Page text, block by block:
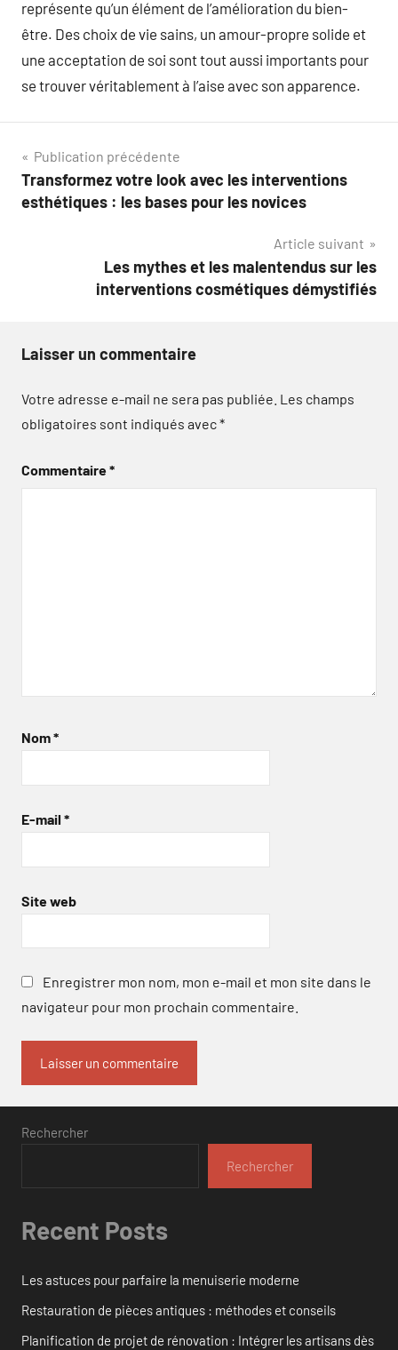
représente qu’un élément de l’amélioration du bien-
être. Des choix de vie sains, un amour-propre solide et
une acceptation de soi sont tout aussi importants pour
se trouver véritablement à l’aise avec son apparence.
Navigation
de
Publication précédente
Transformez votre look avec les interventions
esthétiques : les bases pour les novices
Article suivant
Les mythes et les malentendus sur les
interventions cosmétiques démystifiés
Laisser un commentaire
Votre adresse e-mail ne sera pas publiée. Les champs
obligatoires sont indiqués avec*
Commentaire*
Nom*
E-mail *
Site web
Enregistrer mon nom, mon e-mail et mon site dans le
navigateur pour mon prochain commentaire.
Rechercher
Rechercher
Recent Posts
Les astuces pour parfaire la menuiserie moderne
Restauration de pièces antiques : méthodes et conseils
Planification de projet de rénovation : Intégrer les artisans dès